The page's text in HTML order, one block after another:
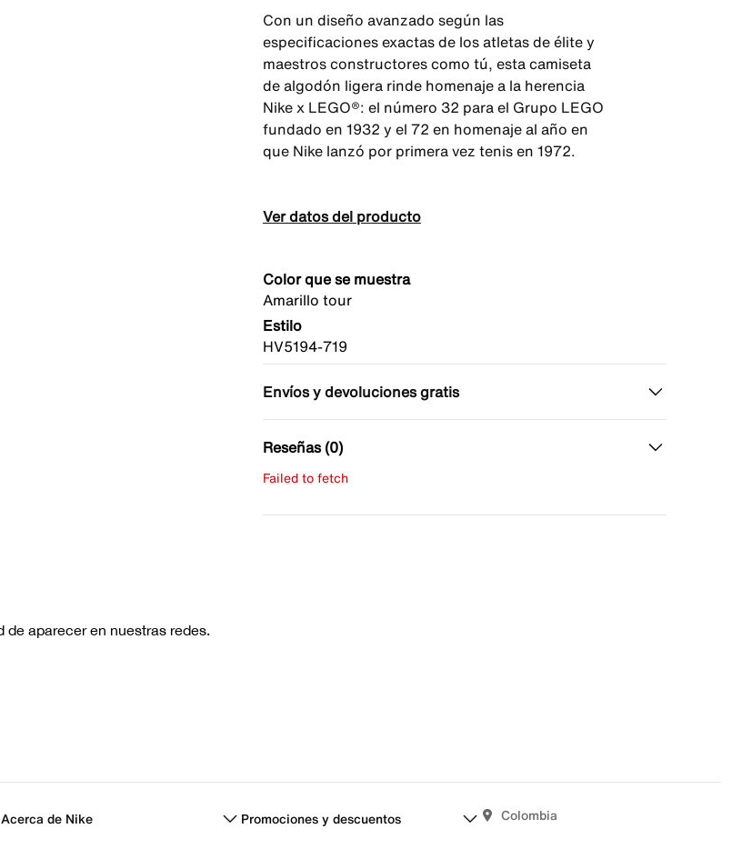
Con un diseño avanzado según las
especificaciones exactas de los atletas de élite y
maestros constructores como tú, esta camiseta
de algodón ligera rinde homenaje a la herencia
Nike x LEGO®: el número 32 para el Grupo LEGO
fundado en 1932 y el 72 en homenaje al año en
que Nike lanzó por primera vez tenis en 1972.
Ver datos del producto
Color que se muestra
Amarillo tour
Estilo
HV5194-719
Envíos y devoluciones gratis
Reseñas (0)
Failed to fetch
Acerca de Nike Promociones y descuentos Colombia